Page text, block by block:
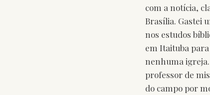
com a notícia,
Brasília. Gastei
nos estudos
em Itaituba
nenhuma igreja.
professor de
do campo por